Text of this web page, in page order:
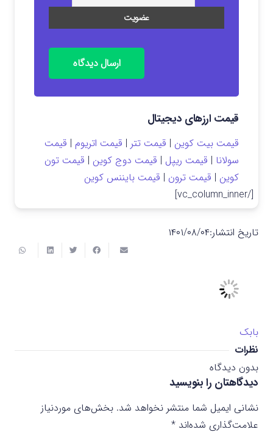
ارسال دیدگاه
قیمت ارزهای دیجیتال
قیمت بیت کوین | قیمت تتر | قیمت اتریوم | قیمت
سولانا | قیمت ریپل | قیمت دوج کوین | قیمت تون
کوین | قیمت ترون | قیمت بایننس کوین
[/vc_column_inner]
تاریخ انتشار:۱۴۰۱/۰۸/۰۴
بابک
نظرات
بدون دیدگاه
دیدگاهتان را بنویسید
نشانی ایمیل شما منتشر نخواهد شد. بخش‌های موردنیاز
علامت‌گذاری شده‌اند *